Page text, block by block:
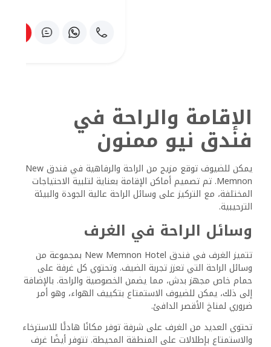
يقلل تصميم الغرف، إلى جانب إجراءات العزل الصوتي، من الإزعاج
الناتج عن الضوضاء الخارجية. ويساهم هذا التركيز على جودة
النوم في تجديد الإقامة، مما يسمح للضيوف بالحصول على راحة
جيدة لاستكشافاتهم في الأقصر.